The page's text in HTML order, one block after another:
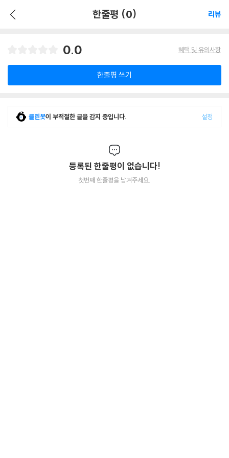
한줄평 (0) 리뷰
0.0 혜택 및 유의사항
한줄평 쓰기
클린봇이 부적절한 글을 감지 중입니다. 설정
등록된 한줄평이 없습니다!
첫번째 한줄평을 남겨주세요.